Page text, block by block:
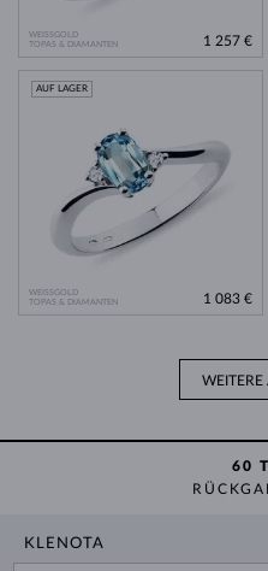
WEISSGOLD
TOPAS & DIAMANTEN
1 257 €
WEISSGOLD
TOPAS & DIAMANTEN
AUF LAGER
1 083 €
WEITERE
60
KLENOTA